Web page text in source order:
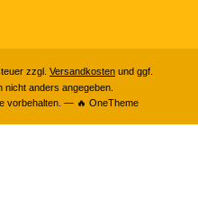
zzgl. Versandkosten und ggf.
nicht anders angegeben.
vorbehalten. — 🔥 OneTheme